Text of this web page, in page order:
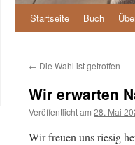
Zum
springen
Startseite Buch
← Die Wahl ist getroffen
Wir erwarten
Veröffentlicht am 28. Mai
Wir freuen uns riesig